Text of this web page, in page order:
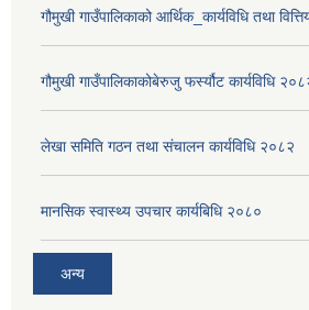
गौमुखी गाउँपालिकाको आर्थिक_कार्यविधि तथा
गौमुखी गाउँपालिकाकोबेरुजु फर्स्यौट कार्यविधि
लेखा समिति गठन तथा संचालन कार्यविधि २०८२
मानसिक स्वास्थ्य उपचार कार्यबिधि २०८०
अन्य